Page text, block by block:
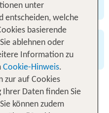
Verhältnis
Entdecke
unter
entscheiden, welche
basierende
ablehnen oder
Information zu
Cookie-Hinweis.
zur auf Cookies
Ihrer Daten finden Sie
können zudem